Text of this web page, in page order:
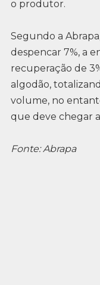
o produtor.
Segundo a
despencar 7%, a
recuperação de
algodão,
volume, no
que deve chegar
Fonte: Abrapa